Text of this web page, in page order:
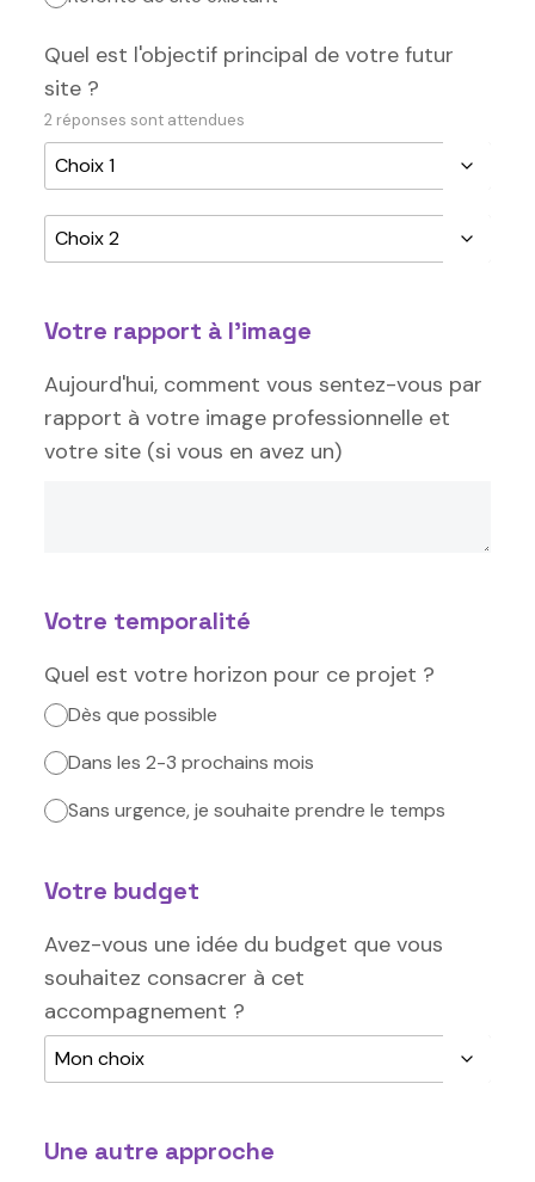
Quel est l'objectif principal de votre futur
site ?
2 réponses sont attendues
Votre rapport à l'image
Aujourd'hui, comment vous sentez-vous par
rapport à votre image professionnelle et
votre site (si vous en avez un)
Votre temporalité
Quel est votre horizon pour ce projet ?
Dès que possible
Dans les 2-3 prochains mois
Sans urgence, je souhaite prendre le temps
Votre budget
Avez-vous une idée du budget que vous
souhaitez consacrer à cet
accompagnement ?
Une autre approche